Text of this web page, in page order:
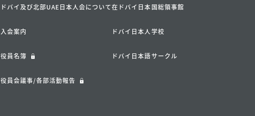
ドバイ及び北部UAE日本人会について
入会案内
役員名簿
役員会議事/各部活動報告
在ドバイ日本国総領事館
ドバイ日本人学校
ドバイ日本語サークル